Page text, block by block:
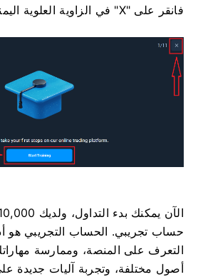
فانقر على "X" في الزاوية العلوية اليمنى.
حساب تجريبي. الحساب التجريبي هو
التعرف على المنصة، وممارسة
أصول مختلفة، وتجربة آليات جديدة